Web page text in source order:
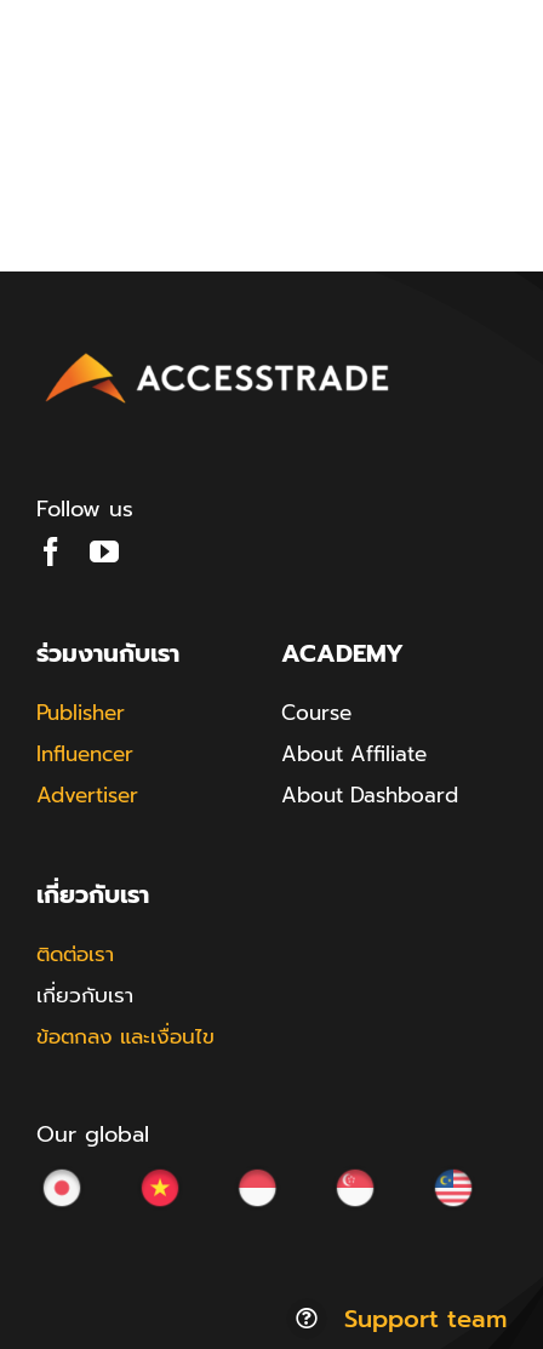
Follow us
ร่วมงานกับเรา
Publisher
Influencer
Advertiser
ACADEMY
Course
About Affiliate
About Dashboard
เกี่ยวกับเรา
ติดต่อเรา
เกี่ยวกับเรา
ข้อตกลง และเงื่อนไข
Our global
Support team